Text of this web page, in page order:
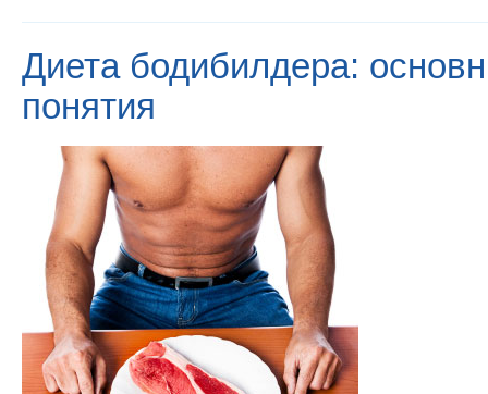
Диета бодибилдера:
понятия